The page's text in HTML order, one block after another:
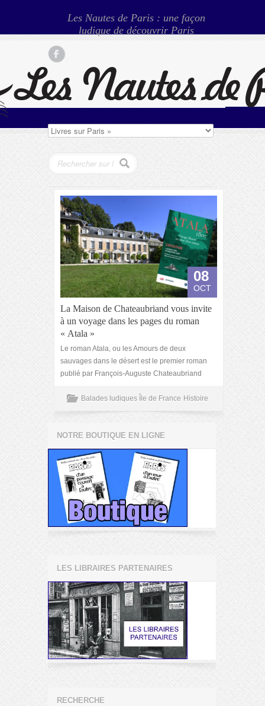
Les Nautes de Paris : une façon
ludique de découvrir Paris
08
OCT
La Maison de Chateaubriand vous invite
à un voyage dans les pages du roman
« Atala »
Le roman Atala, ou les Amours de deux
sauvages dans le désert est le premier roman
publié par François-Auguste Chateaubriand
Balades ludiques Île de France Histoire
NOTRE BOUTIQUE EN LIGNE
LES LIBRAIRES PARTENAIRES
RECHERCHE